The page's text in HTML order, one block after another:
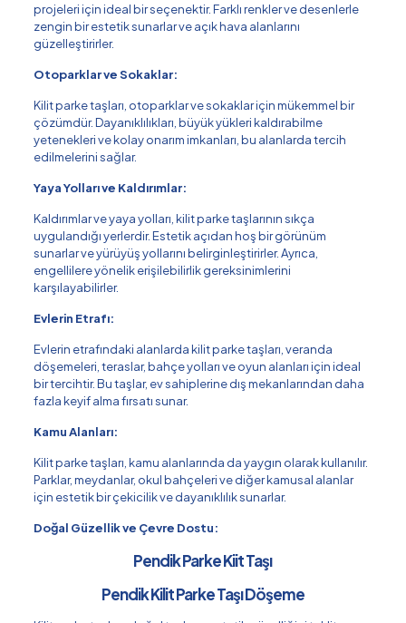
projeleri için ideal bir seçenektir. Farklı renkler ve desenlerle
zengin bir estetik sunarlar ve açık hava alanlarını
güzelleştirirler.
Otoparklar ve Sokaklar:
Kilit parke taşları, otoparklar ve sokaklar için mükemmel bir
çözümdür. Dayanıklılıkları, büyük yükleri kaldırabilme
yetenekleri ve kolay onarım imkanları, bu alanlarda tercih
edilmelerini sağlar.
Yaya Yolları ve Kaldırımlar:
Kaldırımlar ve yaya yolları, kilit parke taşlarının sıkça
uygulandığı yerlerdir. Estetik açıdan hoş bir görünüm
sunarlar ve yürüyüş yollarını belirginleştirirler. Ayrıca,
engellilere yönelik erişilebilirlik gereksinimlerini
karşılayabilirler.
Evlerin Etrafı:
Evlerin etrafındaki alanlarda kilit parke taşları, veranda
döşemeleri, teraslar, bahçe yolları ve oyun alanları için ideal
bir tercihtir. Bu taşlar, ev sahiplerine dış mekanlarından daha
fazla keyif alma fırsatı sunar.
Kamu Alanları:
Kilit parke taşları, kamu alanlarında da yaygın olarak kullanılır.
Parklar, meydanlar, okul bahçeleri ve diğer kamusal alanlar
için estetik bir çekicilik ve dayanıklılık sunarlar.
Doğal Güzellik ve Çevre Dostu:
Pendik Parke Kiit Taşı
Pendik Kilit Parke Taşı Döşeme